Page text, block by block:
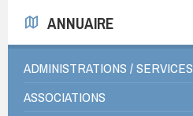
ANNUAIRE
ADMINISTRATIONS / SERVICES
ASSOCIATIONS